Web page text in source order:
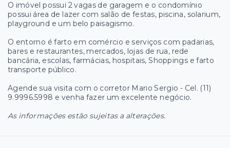
O imóvel possui 2 vagas de garagem e o condomínio
possui área de lazer com salão de festas, piscina, solarium,
playground e um belo paisagismo.
O entorno é farto em comércio e serviços com padarias,
bares e restaurantes, mercados, lojas de rua, rede
bancária, escolas, farmácias, hospitais, Shoppings e farto
transporte público.
Agende sua visita com o corretor Mario Sergio - Cel. (11)
9.9996.5998 e venha fazer um excelente negócio.
As informações estão sujeitas a alterações.